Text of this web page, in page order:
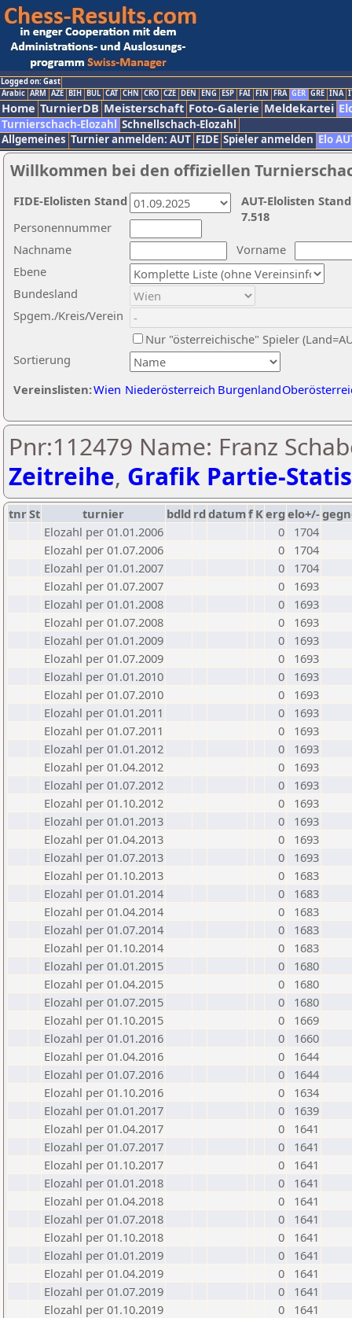
Logged on: Gast
Arabic ARM AZE BIH BUL CAT CHN CRO CZE DEN ENG ESP FAI FIN FRA GER GRE INA
Home TurnierDB Meisterschaft Foto-Galerie Meldekartei
Turnierschach-Elozahl Schnellschach-Elozahl
Allgemeines Turnier anmelden: AUT FIDE Spieler anmelden Elo
Willkommen bei den offiziellen
Nachname
Vorname
Ebene
Sortierung
Personennummer
Bundesland
Spgem./Kreis/Verein
Nur "österreichische" Spieler
Vereinslisten:Wien Niederösterreich Burgenland
AUT-Elolisten
7.518
FIDE-Elolisten Stand
Pnr:112479 Name: Franz
Zeitreihe, Grafik Partie-
tnrSt turnier bdld rd datumf Kerg elo+/-
Elozahl per 01.01.2006
0
1704
Elozahl per 01.07.2006
0
1704
Elozahl per 01.01.2007
0
1704
Elozahl per 01.07.2007
0
1693
Elozahl per 01.01.2008
0
1693
Elozahl per 01.07.2008
0
1693
Elozahl per 01.01.2009
0
1693
Elozahl per 01.07.2009
0
1693
Elozahl per 01.01.2010
0
1693
Elozahl per 01.07.2010
0
1693
Elozahl per 01.01.2011
0
1693
Elozahl per 01.07.2011
0
1693
Elozahl per 01.01.2012
0
1693
Elozahl per 01.04.2012
0
1693
Elozahl per 01.07.2012
0
1693
Elozahl per 01.10.2012
0
1693
Elozahl per 01.01.2013
0
1693
Elozahl per 01.04.2013
0
1693
Elozahl per 01.07.2013
0
1693
Elozahl per 01.10.2013
0
1683
Elozahl per 01.01.2014
0
1683
Elozahl per 01.04.2014
0
1683
Elozahl per 01.07.2014
0
1683
Elozahl per 01.10.2014
0
1683
Elozahl per 01.01.2015
0
1680
Elozahl per 01.04.2015
0
1680
Elozahl per 01.07.2015
0
1680
Elozahl per 01.10.2015
0
1669
Elozahl per 01.01.2016
0
1660
Elozahl per 01.04.2016
0
1644
Elozahl per 01.07.2016
0
1644
Elozahl per 01.10.2016
0
1634
Elozahl per 01.01.2017
0
1639
Elozahl per 01.04.2017
0
1641
Elozahl per 01.07.2017
0
1641
Elozahl per 01.10.2017
0
1641
Elozahl per 01.01.2018
0
1641
Elozahl per 01.04.2018
0
1641
Elozahl per 01.07.2018
0
1641
Elozahl per 01.10.2018
0
1641
Elozahl per 01.01.2019
0
1641
Elozahl per 01.04.2019
0
1641
Elozahl per 01.07.2019
0
1641
Elozahl per 01.10.2019
0
1641